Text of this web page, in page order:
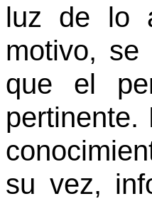
luz de lo
motivo,
que el
pertinente.
su vez,